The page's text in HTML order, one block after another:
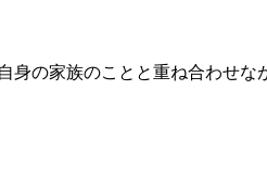
の家族のことと重ね合わせ